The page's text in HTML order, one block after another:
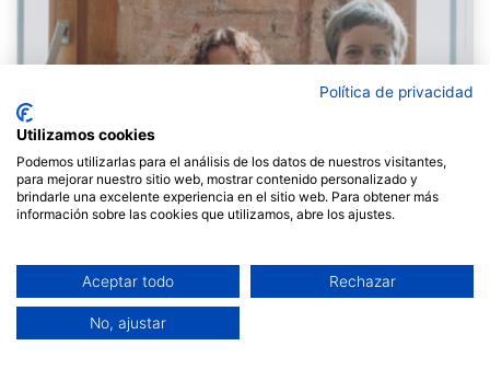
Política de privacidad
Utilizamos cookies
Podemos utilizarlas para el análisis de los datos de nuestros visitantes,
para mejorar nuestro sitio web, mostrar contenido personalizado y
brindarle una excelente experiencia en el sitio web. Para obtener más
información sobre las cookies que utilizamos, abre los ajustes.
Aceptar todo Rechazar
No, ajustar